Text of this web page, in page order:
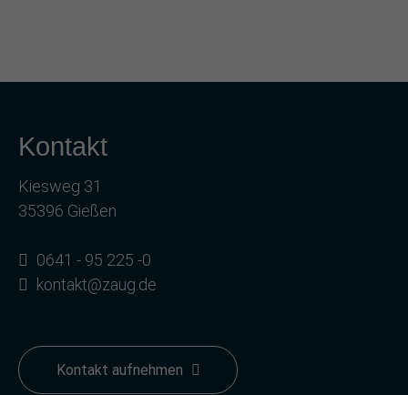
Kontakt
Kiesweg 31
35396 Gießen
0641 - 95 225 -0
kontakt@zaug.de
Kontakt aufnehmen